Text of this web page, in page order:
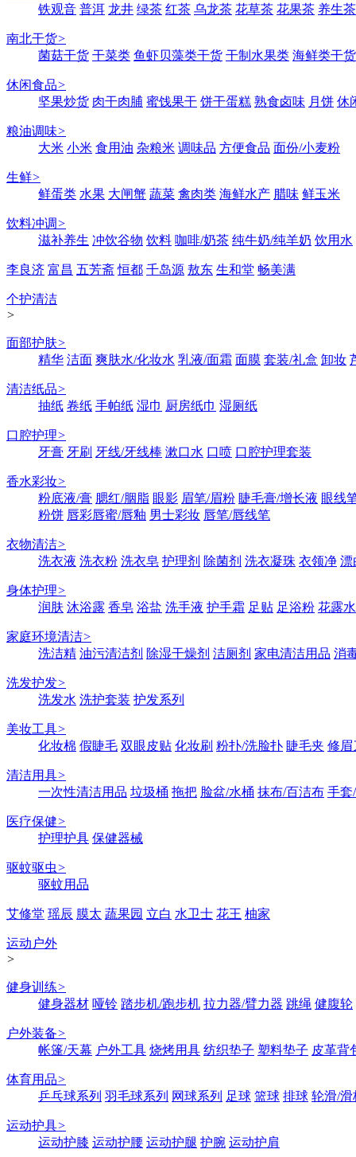
铁观音 普洱 龙井 绿茶 红茶 乌龙茶 花草茶 花果茶 养生茶
南北干货>
菌菇干货 干菜类 鱼虾贝藻类干货 干制水果类 海鲜类干货
休闲食品>
坚果炒货 肉干肉脯 蜜饯果干 饼干蛋糕 熟食卤味 月饼 休
粮油调味>
大米 小米 食用油 杂粮米 调味品 方便食品 面份/小麦粉
生鲜>
鲜蛋类 水果 大闸蟹 蔬菜 禽肉类 海鲜水产 腊味 鲜玉米
饮料冲调>
滋补养生 冲饮谷物 饮料 咖啡/奶茶 纯牛奶/纯羊奶 饮用水
李良济 富昌 五芳斋 恒都 千岛源 敖东 生和堂 畅美满
个护清洁
>
面部护肤>
精华 洁面 爽肤水/化妆水 乳液/面霜 面膜 套装/礼盒 卸妆
清洁纸品>
抽纸 卷纸 手帕纸 湿巾 厨房纸巾 湿厕纸
口腔护理>
牙膏 牙刷 牙线/牙线棒 漱口水 口喷 口腔护理套装
香水彩妆>
粉底液/膏 腮红/胭脂 眼影 眉笔/眉粉 睫毛膏/增长液 眼线
粉饼 唇彩唇蜜/唇釉 男士彩妆 唇笔/唇线笔
衣物清洁>
洗衣液 洗衣粉 洗衣皂 护理剂 除菌剂 洗衣凝珠 衣领净 漂
身体护理>
润肤 沐浴露 香皂 浴盐 洗手液 护手霜 足贴 足浴粉 花露水
家庭环境清洁>
洗洁精 油污清洁剂 除湿干燥剂 洁厕剂 家电清洁用品 消
洗发护发>
洗发水 洗护套装 护发系列
美妆工具>
化妆棉 假睫毛 双眼皮贴 化妆刷 粉扑/洗脸扑 睫毛夹 修眉
清洁用具>
一次性清洁用品 垃圾桶 拖把 脸盆/水桶 抹布/百洁布 手套
医疗保健>
护理护具 保健器械
驱蚊驱虫>
驱蚊用品
艾修堂 瑶辰 膜太 蔬果园 立白 水卫士 花王 柚家
运动户外
>
健身训练>
健身器材 哑铃 踏步机/跑步机 拉力器/臂力器 跳绳 健腹轮
户外装备>
帐篷/天幕 户外工具 烧烤用具 纺织垫子 塑料垫子 皮革背
体育用品>
乒乓球系列 羽毛球系列 网球系列 足球 篮球 排球 轮滑/滑
运动护具>
运动护膝 运动护腰 运动护腿 护腕 运动护肩